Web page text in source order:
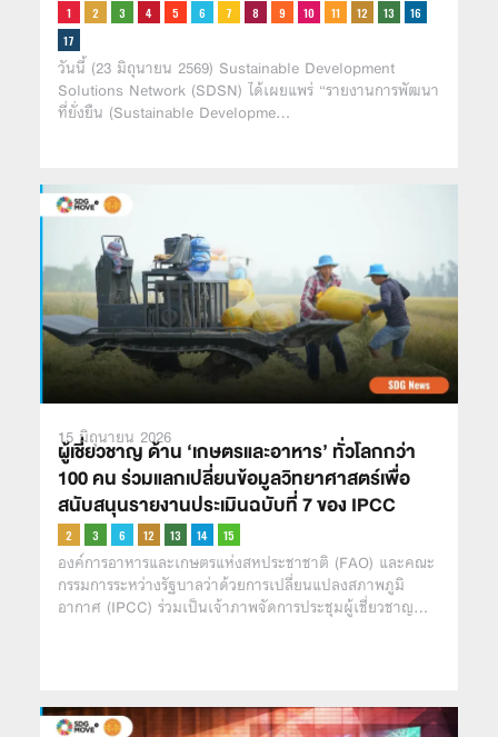
วันนี้ (23 มิถุนายน 2569) Sustainable Development
Solutions Network (SDSN) ได้เผยแพร่ “รายงานการพัฒนา
ที่ยั่งยืน (Sustainable Developme…
15 มิถุนายน 2026
ผู้เชี่ยวชาญ ด้าน ‘เกษตรและอาหาร’ ทั่วโลกกว่า
100 คน ร่วมแลกเปลี่ยนข้อมูลวิทยาศาสตร์เพื่อ
สนับสนุนรายงานประเมินฉบับที่ 7 ของ IPCC
องค์การอาหารและเกษตรแห่งสหประชาชาติ (FAO) และคณะ
กรรมการระหว่างรัฐบาลว่าด้วยการเปลี่ยนแปลงสภาพภูมิ
อากาศ (IPCC) ร่วมเป็นเจ้าภาพจัดการประชุมผู้เชี่ยวชาญ…